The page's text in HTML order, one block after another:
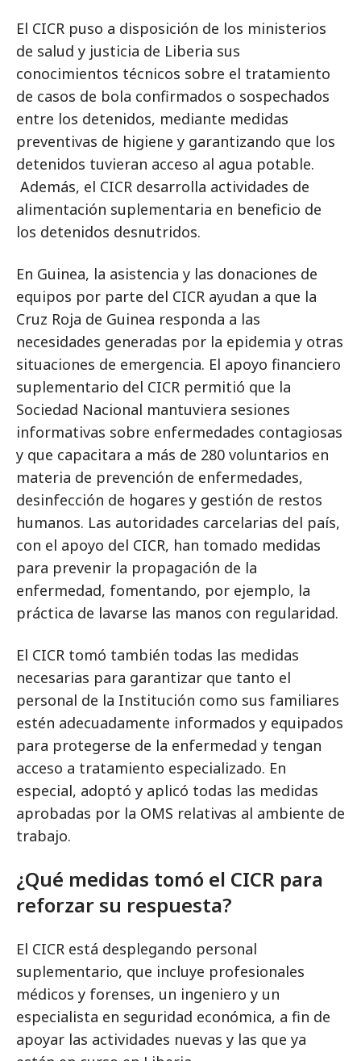
El CICR puso a disposición de los ministerios
de salud y justicia de Liberia sus
conocimientos técnicos sobre el tratamiento
de casos de bola confirmados o sospechados
entre los detenidos, mediante medidas
preventivas de higiene y garantizando que los
detenidos tuvieran acceso al agua potable.
Además, el CICR desarrolla actividades de
alimentación suplementaria en beneficio de
los detenidos desnutridos.
En Guinea, la asistencia y las donaciones de
equipos por parte del CICR ayudan a que la
Cruz Roja de Guinea responda a las
necesidades generadas por la epidemia y otras
situaciones de emergencia. El apoyo financiero
suplementario del CICR permitió que la
Sociedad Nacional mantuviera sesiones
informativas sobre enfermedades contagiosas
y que capacitara a más de 280 voluntarios en
materia de prevención de enfermedades,
desinfección de hogares y gestión de restos
humanos. Las autoridades carcelarias del país,
con el apoyo del CICR, han tomado medidas
para prevenir la propagación de la
enfermedad, fomentando, por ejemplo, la
práctica de lavarse las manos con regularidad.
El CICR tomó también todas las medidas
necesarias para garantizar que tanto el
personal de la Institución como sus familiares
estén adecuadamente informados y equipados
para protegerse de la enfermedad y tengan
acceso a tratamiento especializado. En
especial, adoptó y aplicó todas las medidas
aprobadas por la OMS relativas al ambiente de
trabajo.
¿Qué medidas tomó el CICR para
reforzar su respuesta?
El CICR está desplegando personal
suplementario, que incluye profesionales
médicos y forenses, un ingeniero y un
especialista en seguridad económica, a fin de
apoyar las actividades nuevas y las que ya